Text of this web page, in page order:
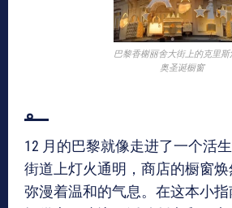
巴黎香榭丽舍大街上的克里斯
奥圣诞橱窗
。
12 月的巴黎就像走进了一个活
街道上灯火通明，商店的橱窗
弥漫着温和的气息。在这本小